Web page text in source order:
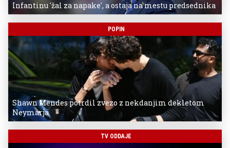
Infantinu 'žal za napake', a ostaja na mestu predsednika
POPIN
Shawn Mendes potrdil zvezo z nekdanjim dekletom
Neymarja
TV ODDAJE